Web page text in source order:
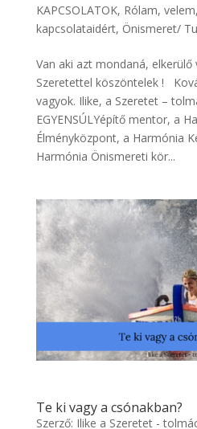
KAPCSOLATOK, Rólam,
kapcsolataidért, Önismeret/
Van aki azt mondaná,
Szeretettel köszöntelek !
vagyok. Ilike, a Szeretet –
EGYENSÚLYépítő mentor, a
Élményközpont, a Harmónia
Harmónia Önismereti kör...
Te ki vagy a csónakban?
Szerző: Ilike a Szeretet -